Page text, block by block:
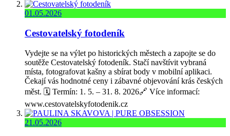
01.05.2026
Cestovatelský fotodeník
Vydejte se na výlet po historických městech a zapojte se do
soutěže Cestovatelský fotodeník. Stačí navštívit vybraná
místa, fotografovat kašny a sbírat body v mobilní aplikaci.
Čekají vás hodnotné ceny i zábavné objevování krás českých
měst. 🗓️ Termín: 1. 5. – 31. 8. 2026🔗 Více informací:
www.cestovatelskyfotodenik.cz
21.05.2026